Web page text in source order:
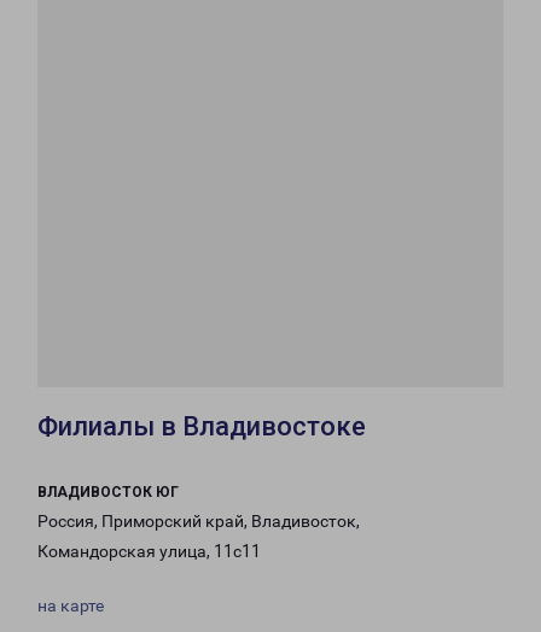
Филиалы в Владивостоке
ВЛАДИВОСТОК ЮГ
Россия, Приморский край, Владивосток,
Командорская улица, 11с11
на карте